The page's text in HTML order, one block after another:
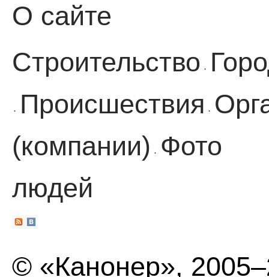
О сайте
Строительство ·
· Происшествия ·
(компании)
·
Фото
людей
© «Канонер»,